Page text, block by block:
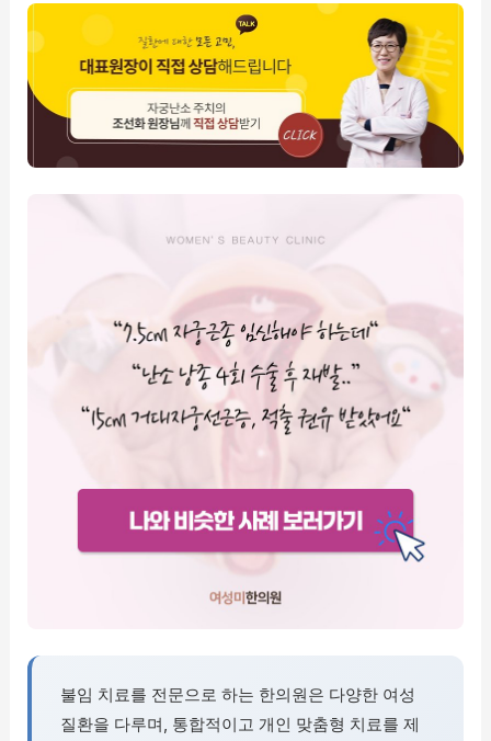
불임 치료를 전문으로 하는 한의원은 다양한 여성
질환을 다루며, 통합적이고 개인 맞춤형 치료를 제